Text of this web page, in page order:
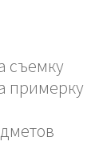
съемку
примерку